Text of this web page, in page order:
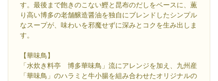
す。最後まで飽きのこない鰹と昆布のだしをベースに、薫
り高い博多の老舗醸造醤油を独自にブレンドしたシンプル
なスープが、味わいを邪魔せずに深みとコクを生み出しま
す。
【華味鳥】
「水炊き料亭 博多華味鳥」流にアレンジを加え、九州産
「華味鳥」のハラミと牛小腸を組み合わせたオリジナルの